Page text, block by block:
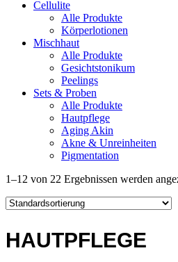
Cellulite
Alle Produkte
Körperlotionen
Mischhaut
Alle Produkte
Gesichtstonikum
Peelings
Sets & Proben
Alle Produkte
Hautpflege
Aging Akin
Akne & Unreinheiten
Pigmentation
1–12 von 22 Ergebnissen werden
HAUTPFLEGE